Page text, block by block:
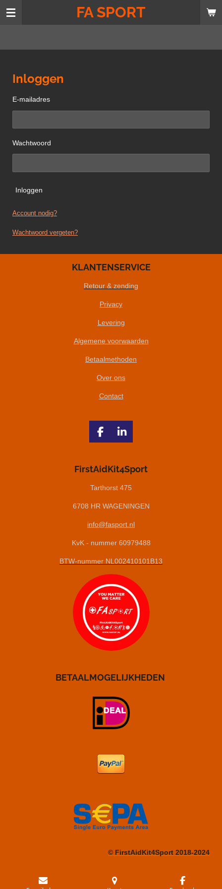
Ga
FA SPORT
Inloggen
E-mailadres
Wachtwoord
Inloggen
Account nodig?
Wachtwoord vergeten?
KLANTENSERVICE
Retour & zending
Privacy
Levering
Algemene voorwaarden
Betaalmethoden
Over ons
Contact
F
e
o
k
L
k
d
n
FirstAidKit4Sport
Tarthorst 475
6708 HR WAGENINGEN
info@fasport.nl
KvK - nummer 60979488
BTW-nummer NL002410101B13
BETAALMOGELIJKHEDEN
© FirstAidKit4Sport 2018-2024